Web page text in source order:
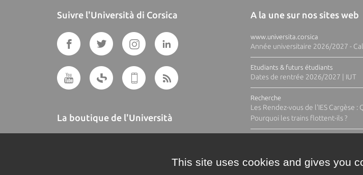
Suivre l'Università di Corsica
La boutique de l'Università
A la une sur nos sites web
www.universita.corsica
Année universitaire 2026/2027 -
Etudiants & futurs étudiants
Dates de rentrée 2026/2027 | IUT
Recherche
Les Rendez-vous de l'IES Cargèse
Pourquoi les trains flottent-ils ?
This site uses cookies and gives you